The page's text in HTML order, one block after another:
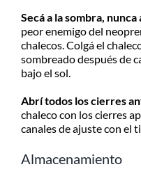
Secá a la sombra,
peor enemigo del
chalecos. Colgá el
sombreado después de
bajo el sol.
Abrí todos los cierres
chaleco con los cierres
canales de ajuste con el
Almacenamiento